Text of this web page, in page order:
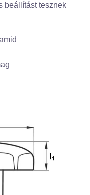
beállítást tesznek